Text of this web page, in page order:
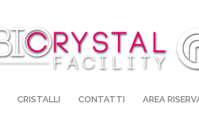
CRISTALLI CONTATTI AREA